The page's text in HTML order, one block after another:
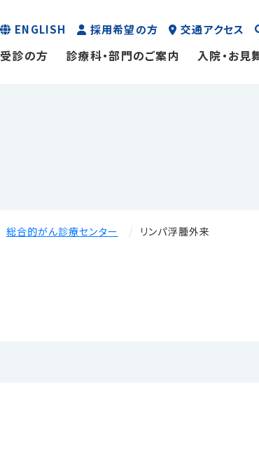
ENGLISH 採用希望の方 交通アクセス
受診の方 診療科・部門のご案内 入院・お見
総合的がん診療センター リンパ浮腫外来